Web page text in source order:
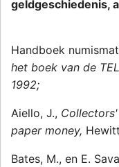
geldgeschiedenis,
Handboek
het boek van de
1992;
Aiello, J.,
paper money,
Bates, M., en E.